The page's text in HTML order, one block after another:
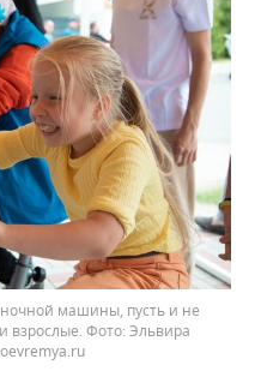
машины, пусть и не
взрослые. Фото: Эльвира